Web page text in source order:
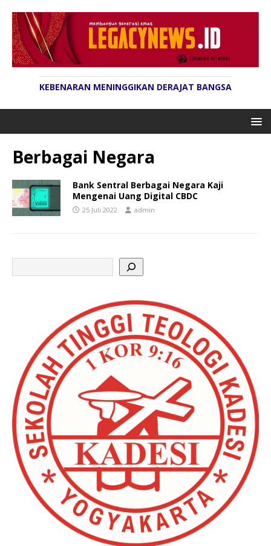
KEBENARAN MENINGGIKAN DERAJAT BANGSA
Berbagai Negara
Bank Sentral Berbagai Negara Kaji
Mengenai Uang Digital CBDC
25 Juli 2022 admin